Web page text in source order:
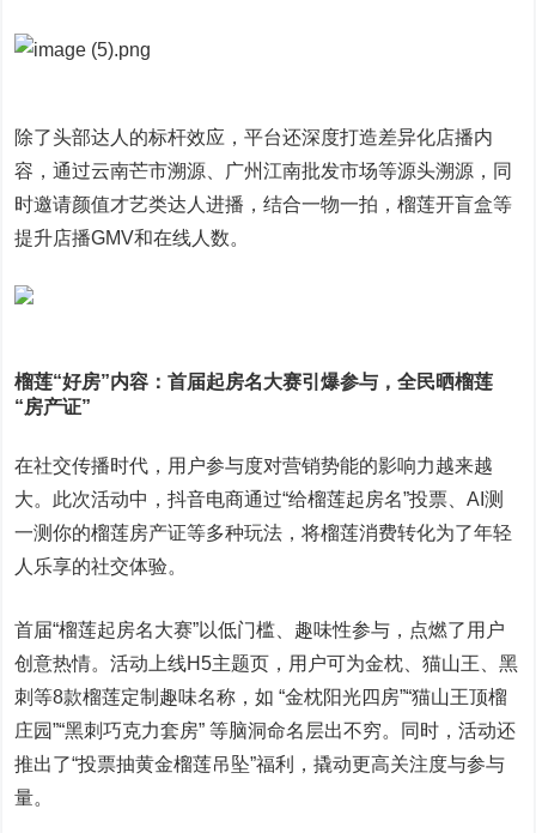
除了头部达人的标杆效应，平台还深度打造差异化店播内
容，通过云南芒市溯源、广州江南批发市场等源头溯源，同
时邀请颜值才艺类达人进播，结合一物一拍，榴莲开盲盒等
提升店播GMV和在线人数。
榴莲“好房”内容：首届起房名大赛引爆参与，全民晒榴莲
“房产证”
在社交传播时代，用户参与度对营销势能的影响力越来越
大。此次活动中，抖音电商通过“给榴莲起房名”投票、AI测
一测你的榴莲房产证等多种玩法，将榴莲消费转化为了年轻
人乐享的社交体验。
首届“榴莲起房名大赛”以低门槛、趣味性参与，点燃了用户
创意热情。活动上线H5主题页，用户可为金枕、猫山王、黑
刺等8款榴莲定制趣味名称，如 “金枕阳光四房”“猫山王顶榴
庄园”“黑刺巧克力套房” 等脑洞命名层出不穷。同时，活动还
推出了“投票抽黄金榴莲吊坠”福利，撬动更高关注度与参与
量。